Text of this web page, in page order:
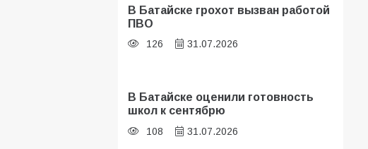
В Батайске грохот вызван работой
ПВО
126 31.07.2026
В Батайске оценили готовность
школ к сентябрю
108 31.07.2026